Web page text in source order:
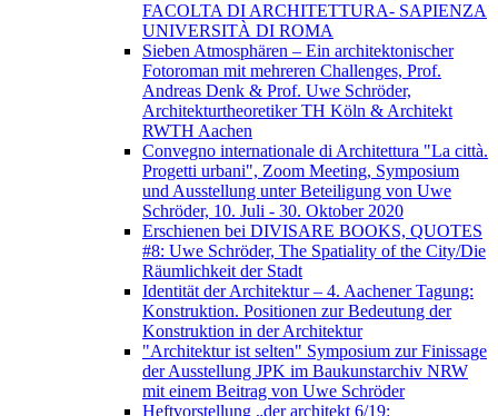
FACOLTA DI ARCHITETTURA- SAPIENZA
UNIVERSITÀ DI ROMA
Sieben Atmosphären – Ein architektonischer
Fotoroman mit mehreren Challenges, Prof.
Andreas Denk & Prof. Uwe Schröder,
Architekturtheoretiker TH Köln & Architekt
RWTH Aachen
Convegno internationale di Architettura "La città.
Progetti urbani", Zoom Meeting, Symposium
und Ausstellung unter Beteiligung von Uwe
Schröder, 10. Juli - 30. Oktober 2020
Erschienen bei DIVISARE BOOKS, QUOTES
#8: Uwe Schröder, The Spatiality of the City/Die
Räumlichkeit der Stadt
Identität der Architektur – 4. Aachener Tagung:
Konstruktion. Positionen zur Bedeutung der
Konstruktion in der Architektur
"Architektur ist selten" Symposium zur Finissage
der Ausstellung JPK im Baukunstarchiv NRW
mit einem Beitrag von Uwe Schröder
Heftvorstellung „der architekt 6/19: